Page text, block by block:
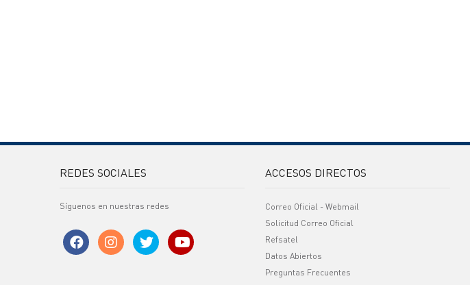
REDES SOCIALES
Síguenos en nuestras redes
ACCESOS DIRECTOS
Correo Oficial - Webmail
Solicitud Correo Oficial
Refsatel
Datos Abiertos
Preguntas Frecuentes